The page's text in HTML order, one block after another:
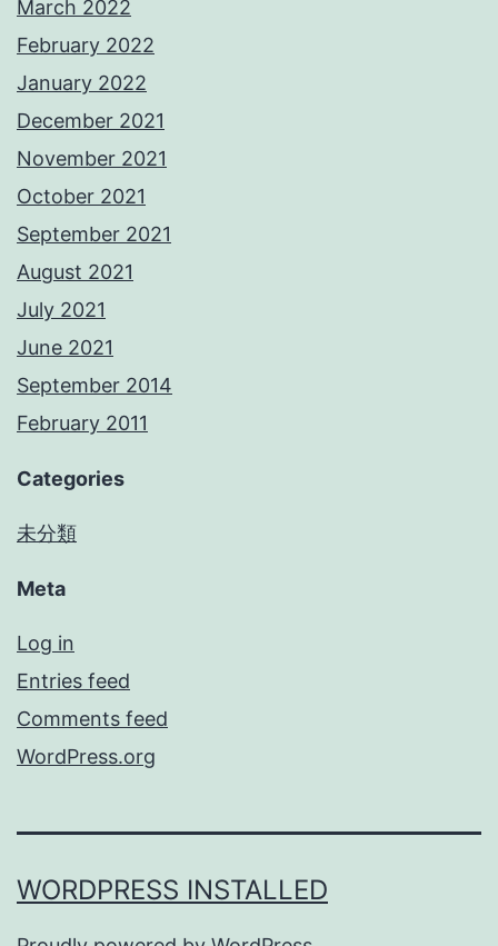
March 2022
February 2022
January 2022
December 2021
November 2021
October 2021
September 2021
August 2021
July 2021
June 2021
September 2014
February 2011
Categories
未分類
Meta
Log in
Entries feed
Comments feed
WordPress.org
WORDPRESS INSTALLED